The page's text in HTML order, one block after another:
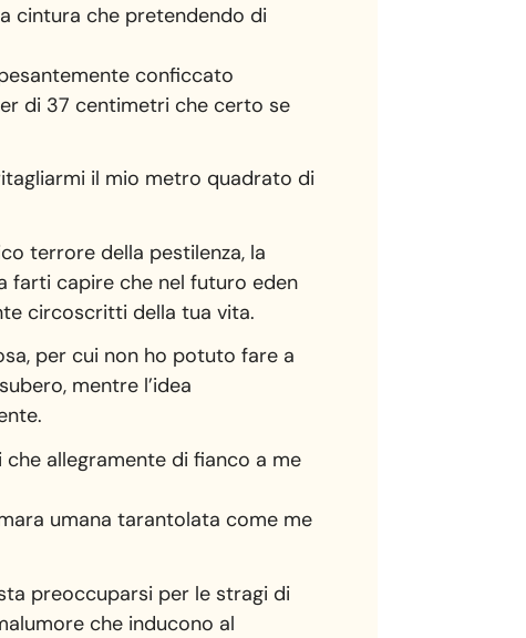
cintura che pretendendo di
conficcato
di 37 centimetri che certo se
il mio metro quadrato di
terrore della pestilenza, la
farti capire che nel futuro eden
circoscritti della tua vita.
per cui non ho potuto fare a
mentre l’idea
allegramente di fianco a me
umana tarantolata come me
preoccuparsi per le stragi di
che inducono al